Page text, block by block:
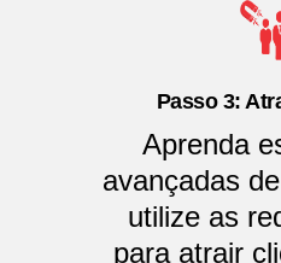
Passo 3:
Aprenda
avançadas
utilize as
para atrair